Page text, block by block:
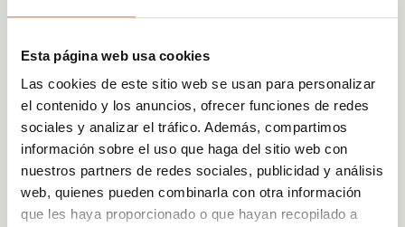
Esta página web usa cookies
Las cookies de este sitio web se usan para personalizar
el contenido y los anuncios, ofrecer funciones de redes
sociales y analizar el tráfico. Además, compartimos
información sobre el uso que haga del sitio web con
nuestros partners de redes sociales, publicidad y análisis
web, quienes pueden combinarla con otra información
que les haya proporcionado o que hayan recopilado a